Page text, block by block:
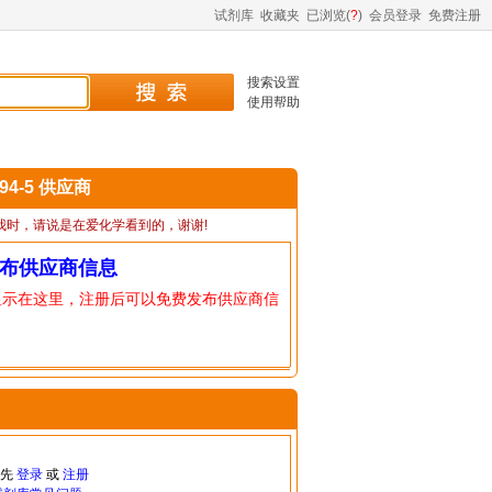
试剂库 收藏夹 已浏览(?) 会员登录 免费注册
搜索设置
使用帮助
5 供应商
时，请说是在爱化学看到的，谢谢!
供应商信息
在这里，注册后可以免费发布供应商信
登录或 注册